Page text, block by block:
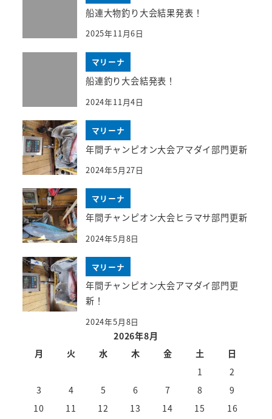
船連大物釣り大会結果発表！
2025年11月6日
マリーナ
船連釣り大会結発表！
2024年11月4日
マリーナ
年間チャンピオン大会アマダイ部門更新
2024年5月27日
マリーナ
年間チャンピオン大会ヒラマサ部門更新
2024年5月8日
マリーナ
年間チャンピオン大会アマダイ部門更
新！
2024年5月8日
2026年8月
月
火 水 木 金 土
日
1
2
3
4 5 6 7 8
9
10
11 12 13 14 15
16